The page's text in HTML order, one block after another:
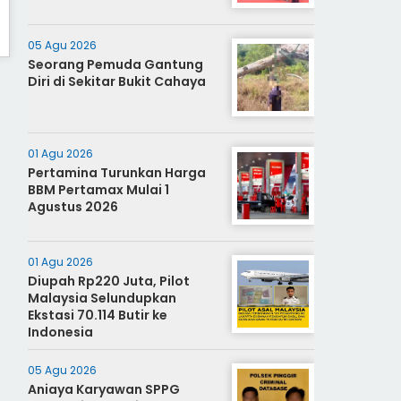
05 Agu 2026
Seorang Pemuda Gantung
Diri di Sekitar Bukit Cahaya
01 Agu 2026
Pertamina Turunkan Harga
BBM Pertamax Mulai 1
Agustus 2026
01 Agu 2026
Diupah Rp220 Juta, Pilot
Malaysia Selundupkan
Ekstasi 70.114 Butir ke
Indonesia
05 Agu 2026
Aniaya Karyawan SPPG